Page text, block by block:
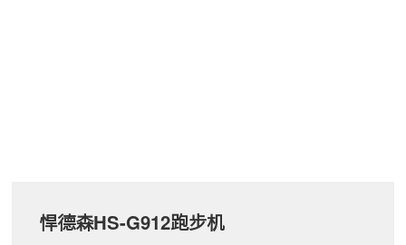
悍德森HS-G912跑步机